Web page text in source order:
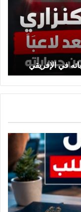
في الإفريقي